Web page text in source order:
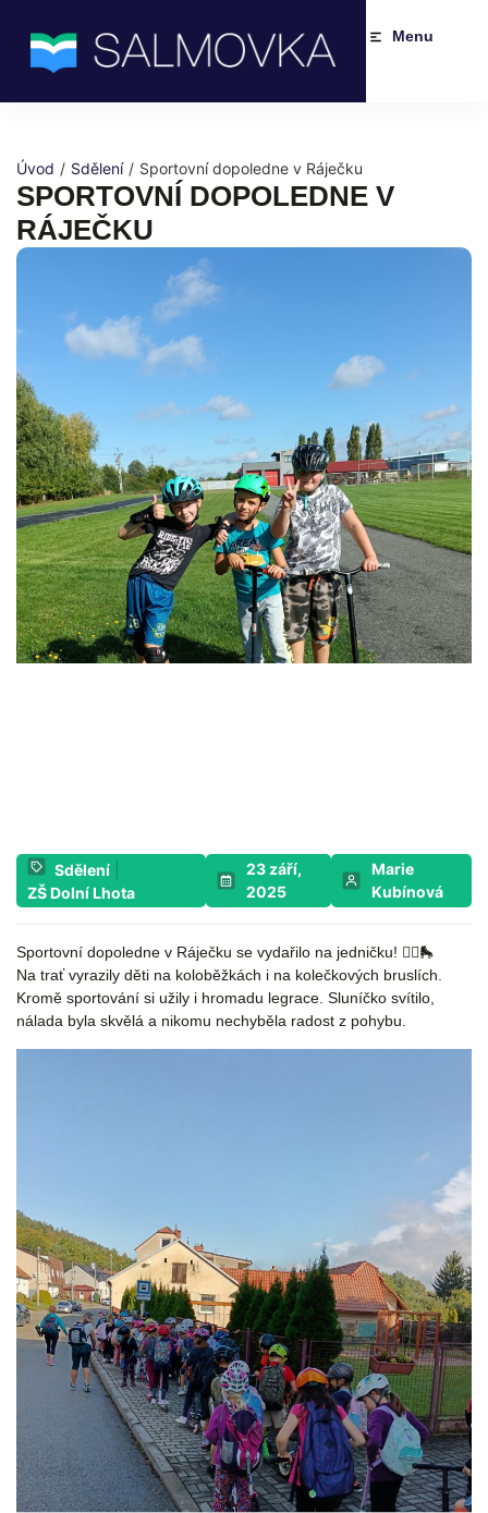
Menu
Úvod / Sdělení / Sportovní dopoledne v Ráječku
SPORTOVNÍ DOPOLEDNE V
RÁJEČKU
Sdělení
ZŠ Dolní Lhota
23 září,
2025
Marie
Kubínová
Sportovní dopoledne v Ráječku se vydařilo na jedničku! 🚴‍♂️🛼
Na trať vyrazily děti na koloběžkách i na kolečkových bruslích.
Kromě sportování si užily i hromadu legrace. Sluníčko svítilo,
nálada byla skvělá a nikomu nechyběla radost z pohybu.